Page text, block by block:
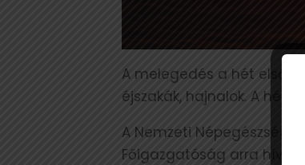
A melegedés a hét első
éjszakák, hajnalok. A hét
A Nemzeti
Főigazgatóság arra hívta